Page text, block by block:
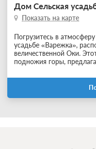
Дом Сельская
Показать на карте
Погрузитесь в
усадьбе «Варежка»,
величественной Оки.
подножия горы,